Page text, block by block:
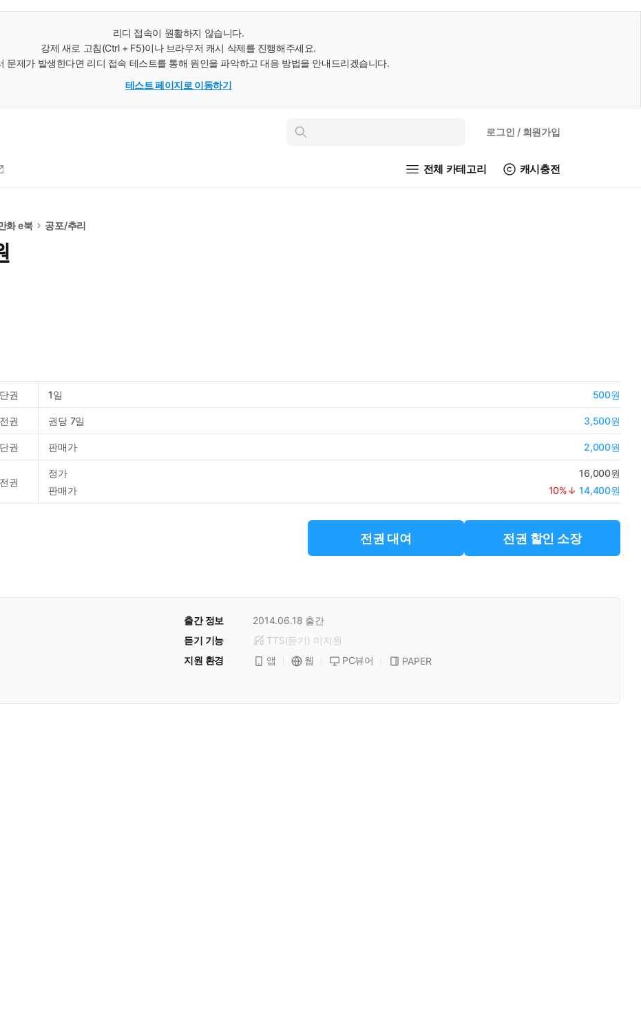
리디 접속이 원활하지 않습니다.
강제 새로 고침(Ctrl + F5)이나 브라우저 캐시 삭제를 진행해주세요.
문제가 발생한다면 리디 접속 테스트를 통해 원인을 파악하고 대응 방법을 안내드리겠습니다.
테스트 페이지로 이동하기
인
로그인 / 회원가입
전체 카테고리 캐시충전
화 e북 공포/추리
단권 1일 500원
전권 권당 7일 3,500원
단권 판매가 2,000원
전권
정가
16,000원
판매가
10%↓ 14,400원
전권 대여 전권 할인 소장
출간 정보 2014.06.18 출간
듣기 기능
TTS(듣기) 미지원
지원 환경
앱 웹 PC뷰어 PAPER